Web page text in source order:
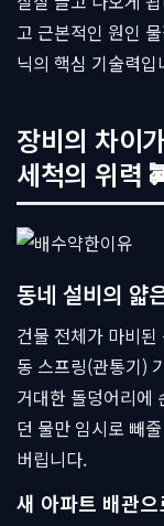
고 근본적인 원인
닉의 핵심 기술력입
장비의 차이
세척의 위력
동네 설비의 얇
건물 전체가 마비
동 스프링(관통기)
거대한 돌덩어리에
던 물만 임시로 빼
버립니다.
새 아파트 배관